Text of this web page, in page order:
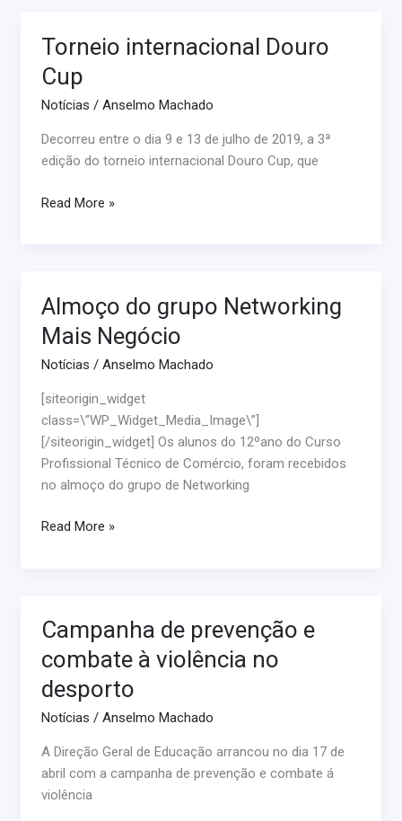
Torneio internacional Douro
Cup
Notícias / Anselmo Machado
Decorreu entre o dia 9 e 13 de julho de 2019, a 3ª
edição do torneio internacional Douro Cup, que
Torneio
internacional
Douro
Cup
Read More »
Almoço do grupo Networking
Mais Negócio
Notícias / Anselmo Machado
[siteorigin_widget
class=\”WP_Widget_Media_Image\”]
[/siteorigin_widget] Os alunos do 12ºano do Curso
Profissional Técnico de Comércio, foram recebidos
no almoço do grupo de Networking
Almoço
grupo
Networking
Negócio
Read More »
Campanha de prevenção e
combate à violência no
desporto
Notícias / Anselmo Machado
A Direção Geral de Educação arrancou no dia 17 de
abril com a campanha de prevenção e combate á
violência
Campanha
prevenção
e
combate
violência
no
desporto